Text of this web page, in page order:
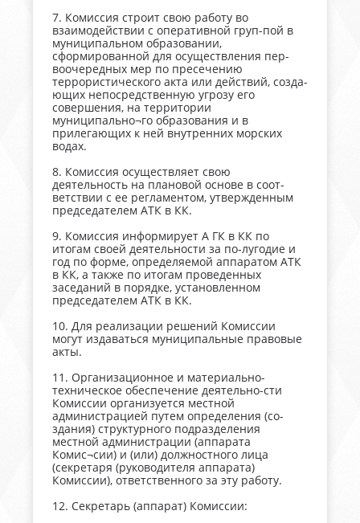
7. Комиссия строит свою работу во
взаимодействии с оперативной груп-пой в
муниципальном образовании,
сформированной для осуществления пер-
воочередных мер по пресечению
террористического акта или действий, созда-
ющих непосредственную угрозу его
совершения, на территории
муниципально¬го образования и в
прилегающих к ней внутренних морских
водах.
8. Комиссия осуществляет свою
деятельность на плановой основе в соот-
ветствии с ее регламентом, утвержденным
председателем АТК в КК.
9. Комиссия информирует А ГК в КК по
итогам своей деятельности за по-лугодие и
год по форме, определяемой аппаратом АТК
в КК, а также по итогам проведенных
заседаний в порядке, установленном
председателем АТК в КК.
10. Для реализации решений Комиссии
могут издаваться муниципальные правовые
акты.
11. Организационное и материально-
техническое обеспечение деятельно-сти
Комиссии организуется местной
администрацией путем определения (со-
здания) структурного подразделения
местной администрации (аппарата
Комис¬сии) и (или) должностного лица
(секретаря (руководителя аппарата)
Комиссии), ответственного за эту работу.
12. Секретарь (аппарат) Комиссии: